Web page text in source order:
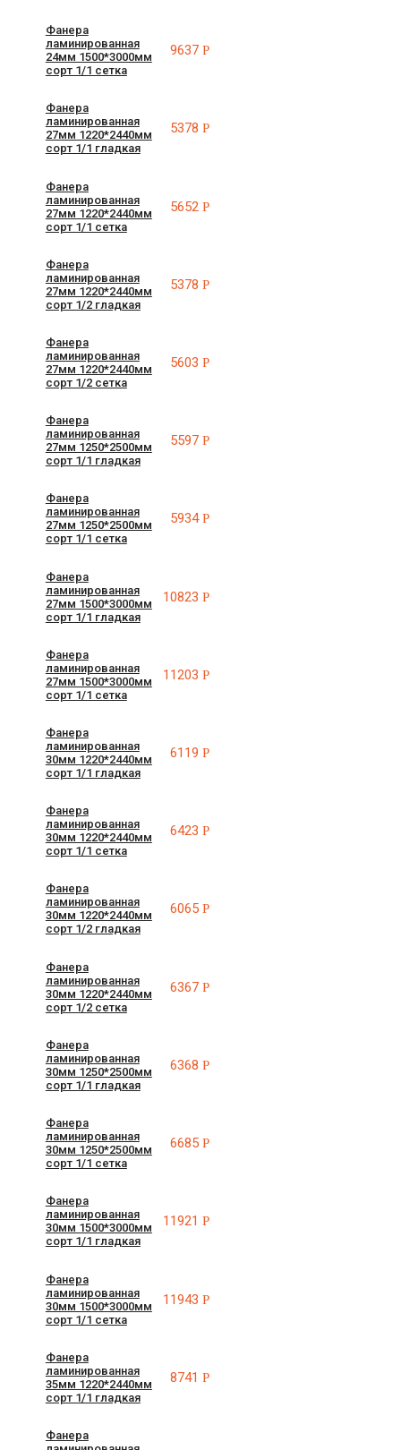
Фанера
ламинированная
24мм 1500*3000мм
сорт 1/1 сетка
9637Р
Фанера
ламинированная
27мм 1220*2440мм
сорт 1/1 гладкая
5378Р
Фанера
ламинированная
27мм 1220*2440мм
сорт 1/1 сетка
5652Р
Фанера
ламинированная
27мм 1220*2440мм
сорт 1/2 гладкая
5378Р
Фанера
ламинированная
27мм 1220*2440мм
сорт 1/2 сетка
5603Р
Фанера
ламинированная
27мм 1250*2500мм
сорт 1/1 гладкая
5597Р
Фанера
ламинированная
27мм 1250*2500мм
сорт 1/1 сетка
5934Р
Фанера
ламинированная
27мм 1500*3000мм
сорт 1/1 гладкая
10823Р
Фанера
ламинированная
27мм 1500*3000мм
сорт 1/1 сетка
11203Р
Фанера
ламинированная
30мм 1220*2440мм
сорт 1/1 гладкая
6119Р
Фанера
ламинированная
30мм 1220*2440мм
сорт 1/1 сетка
6423Р
Фанера
ламинированная
30мм 1220*2440мм
сорт 1/2 гладкая
6065Р
Фанера
ламинированная
30мм 1220*2440мм
сорт 1/2 сетка
6367Р
Фанера
ламинированная
30мм 1250*2500мм
сорт 1/1 гладкая
6368Р
Фанера
ламинированная
30мм 1250*2500мм
сорт 1/1 сетка
6685Р
Фанера
ламинированная
30мм 1500*3000мм
сорт 1/1 гладкая
11921Р
Фанера
ламинированная
30мм 1500*3000мм
сорт 1/1 сетка
11943Р
Фанера
ламинированная
35мм 1220*2440мм
сорт 1/1 гладкая
8741Р
Фанера